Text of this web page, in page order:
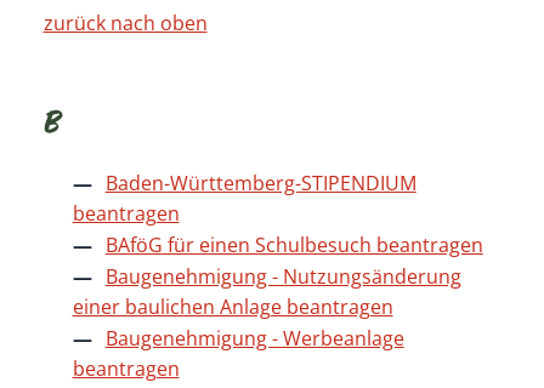
zurück nach oben
B
Baden-Württemberg-STIPENDIUM
beantragen
BAföG für einen Schulbesuch beantragen
Baugenehmigung - Nutzungsänderung
einer baulichen Anlage beantragen
Baugenehmigung - Werbeanlage
beantragen